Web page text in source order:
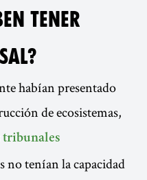
TENER
habían presentado
de ecosistemas,
tribunales
no tenían la capacidad